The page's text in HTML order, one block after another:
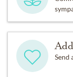
Send